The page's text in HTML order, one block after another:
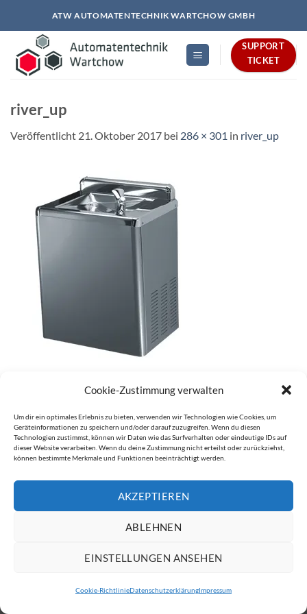
Cookie-Zustimmung verwalten
Um dir ein optimales Erlebnis zu bieten, verwenden wir Technologien wie Cookies, um
Geräteinformationen zu speichern und/oder darauf zuzugreifen. Wenn du diesen
Technologien zustimmst, können wir Daten wie das Surfverhalten oder eindeutige IDs auf
dieser Website verarbeiten. Wenn du deine Zustimmung nicht erteilst oder zurückziehst,
können bestimmte Merkmale und Funktionen beeinträchtigt werden.
AKZEPTIEREN
ABLEHNEN
EINSTELLUNGEN ANSEHEN
Cookie-RichtlinieDatenschutzerklärungImpressum
springen
ATW AUTOMATENTECHNIK WARTCHOW GMBH
SUPPORT
TICKET
river_up
Veröffentlicht 21. Oktober 2017 bei 286 × 301 in river_up
Kommentare und Trackbacks sind derzeit geschlossen.
←Zurück
Weiter→
DATENSCHUTZERKLÄRUNG